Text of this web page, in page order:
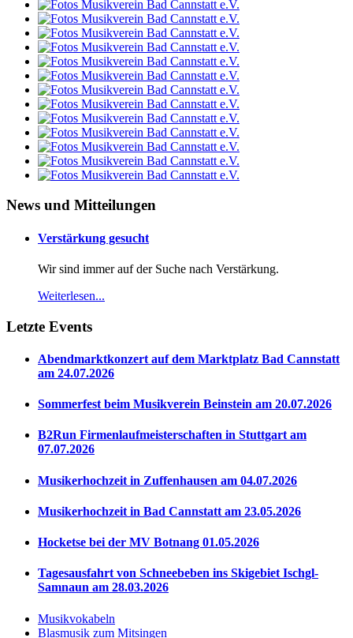
News und Mitteilungen
Verstärkung gesucht
Wir sind immer auf der Suche nach Verstärkung.
Weiterlesen...
Letzte Events
Abendmarktkonzert auf dem Marktplatz Bad Cannstatt
am 24.07.2026
Sommerfest beim Musikverein Beinstein am 20.07.2026
B2Run Firmenlaufmeisterschaften in Stuttgart am
07.07.2026
Musikerhochzeit in Zuffenhausen am 04.07.2026
Musikerhochzeit in Bad Cannstatt am 23.05.2026
Hocketse bei der MV Botnang 01.05.2026
Tagesausfahrt von Schneebeben ins Skigebiet Ischgl-
Samnaun am 28.03.2026
Musikvokabeln
Blasmusik zum Mitsingen